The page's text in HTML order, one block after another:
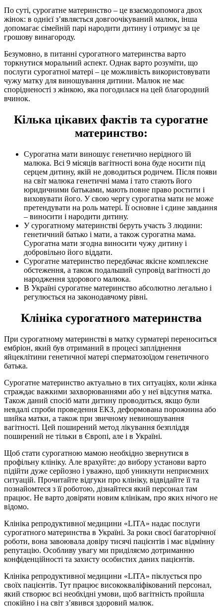
По суті, сурогатне материнство – це взаємодопомога двох
жінок: в однієї з’являється довгоочікуваний малюк, інша
допомагає сімейній парі народити дитину і отримує за це
грошову винагороду.
Безумовно, в питанні сурогатного материнства варто
торкнутися моральний аспект. Однак варто розуміти, що
послуги сурогатної матері – це можливість використовувати
чужу матку для виношування дитини. Малюк не має
спорідненості з жінкою, яка погодилася на цей благородний
вчинок.
Кілька цікавих фактів та сурогатне
материнство:
Сурогатна мати виношує генетично нерідного їй
малюка. Всі 9 місяців вагітності вона буде носити під
серцем дитину, якій не доводиться родичем. Після появи
на світ малюка генетичні мама і тато стають його
юридичними батьками, мають повне право ростити і
виховувати його. У свою чергу сурогатна мати не може
претендувати на роль матері. Її основне і єдине завдання
– виносити і народити дитину.
У сурогатному материнстві беруть участь 3 людини:
генетичний батько і мати, а також сурогатна мама.
Сурогатна мати згодна виносити чужу дитину і
добровільно його віддати.
Сурогатне материнство передбачає якісне комплексне
обстеження, а також подальший супровід вагітності до
народження здорового малюка.
В Україні сурогатне материнство абсолютно легально і
регулюється на законодавчому рівні.
Клініка сурогатного материнства
При сурогатному материнстві в матку сурматері переноситься
ембріон, який був отриманий в процесі запліднення
яйцеклітини генетичної матері сперматозоїдом генетичного
батька.
Сурогатне материнство актуально в тих ситуаціях, коли жінка
страждає важкими захворюваннями або у неї відсутня матка.
Також даний спосіб мати дитину проводиться, якщо були
невдалі спроби проведення ЕКЗ, деформована порожнина або
шийка матки, а також при звичному невиношування
вагітності. Цей поширений метод лікування безпліддя
поширений не тільки в Європі, але і в Україні.
Щоб стати сурогатною мамою необхідно звернутися в
профільну клініку. Але врахуйте: до вибору установи варто
підійти дуже серйозно і уважно, щоб уникнути неприємних
ситуацій. Прочитайте відгуки про клініку, відвідайте її та
познайомтеся з її роботою, дізнайтеся який персонал там
працює. Не варто довіряти новим клінікам, про яких нічого не
відомо.
Клініка репродуктивної медицини «LITA» надає послуги
сурогатного материнства в Україні. За роки своєї багаторічної
роботи, вона завоювала довіру тисячі пацієнтів і має відмінну
репутацію. Особливу увагу ми приділяємо дотриманню
конфіденційності та захисту особистих даних пацієнтів.
Клініка репродуктивної медицини «LITA» піклується про
своїх пацієнтів. Тут працює висококваліфікований персонал,
який створює всі необхідні умови, щоб вагітність пройшла
спокійно і на світ з’явився здоровий малюк.